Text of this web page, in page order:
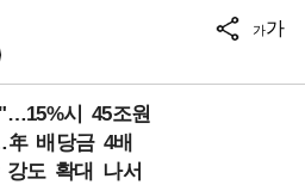
가가
시 45조원
배당금 4배
도 확대 나서